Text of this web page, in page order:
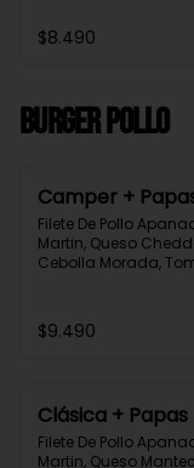
$8.490
Burger Pollo
Camper +
Filete De Pollo
Martin, Queso
Cebolla Morada,
$9.490
Clásica + Papas
Filete De Pollo
Martin, Queso